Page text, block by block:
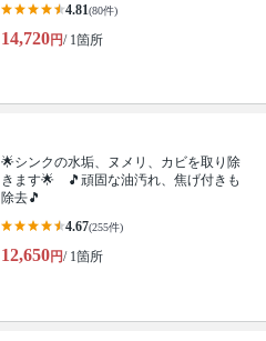
4.81(80件)
14,720円/ 1箇所
🌟シンクの水垢、ヌメリ、カビを取り除
きます🌟 🎵頑固な油汚れ、焦げ付きも
除去🎵
4.67(255件)
12,650円/ 1箇所